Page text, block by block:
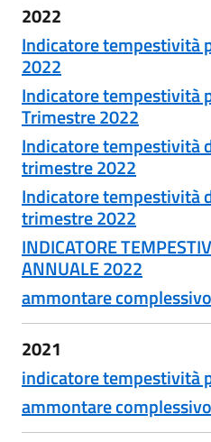
2022
Indicatore tempestività
2022
Indicatore tempestività
Trimestre 2022
Indicatore tempestività
trimestre 2022
Indicatore tempestività
trimestre 2022
INDICATORE
ANNUALE 2022
ammontare
2021
indicatore tempestività
ammontare